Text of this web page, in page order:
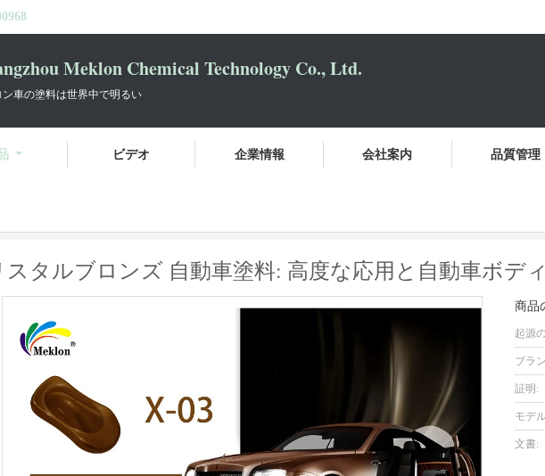
Meklon Chemical Technology Co., Ltd.
ン車の塗料は世界中で明るい
ビデオ 企業情報 会社案内 品質管理
スタルブロンズ 自動車塗料: 高度な応用と自動車ボデ
商品
起源
ブラ
証明:
モデ
文書: